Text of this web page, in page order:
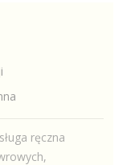
ręczna